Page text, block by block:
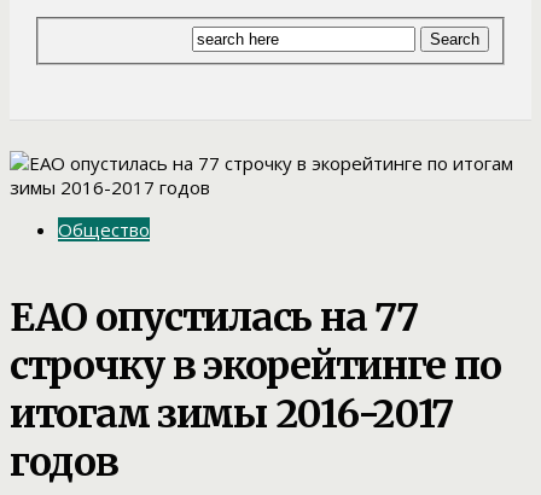
Общество
ЕАО опустилась на 77
строчку в экорейтинге по
итогам зимы 2016-2017
годов